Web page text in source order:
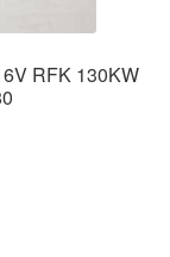
RFK 130KW